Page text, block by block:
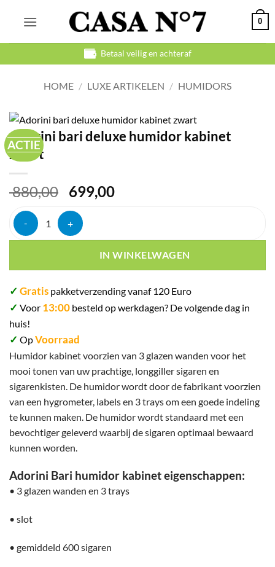
0
Betaal veilig en achteraf
HOME / LUXE ARTIKELEN / HUMIDORS
ACTIE
Adorini bari deluxe humidor kabinet
zwart
880,00
Oorspronkelijke
was:
€ 880,00.
699,00Huidige
Adorini bari deluxe humidor kabinet zwart aantal
IN WINKELWAGEN
✓ Gratis pakketverzending vanaf 120 Euro
✓ Voor 13:00 besteld op werkdagen? De volgende dag in
huis!
✓ OpVoorraad
Humidor kabinet voorzien van 3 glazen wanden voor het
mooi tonen van uw prachtige, longgiller sigaren en
sigarenkisten. De humidor wordt door de fabrikant voorzien
van een hygrometer, labels en 3 trays om een goede indeling
te kunnen maken. De humidor wordt standaard met een
bevochtiger geleverd waarbij de sigaren optimaal bewaard
kunnen worden.
Adorini Bari humidor kabinet eigenschappen:
• 3 glazen wanden en 3 trays
• slot
• gemiddeld 600 sigaren